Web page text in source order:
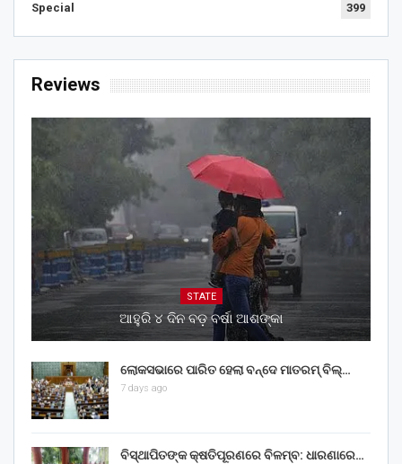
Special 399
Reviews
STATE
ଆହୁରି ୪ ଦିନ ବଡ଼ ବର୍ଷା ଆଶଙ୍କା
ଲୋକସଭାରେ ପାରିତ ହେଲା ବନ୍ଦେ ମାତରମ୍‌ ବିଲ୍‌…
7 days ago
ବିସ୍ଥାପିତଙ୍କ କ୍ଷତିପୂରଣରେ ବିଳମ୍ବ: ଧାରଣାରେ…